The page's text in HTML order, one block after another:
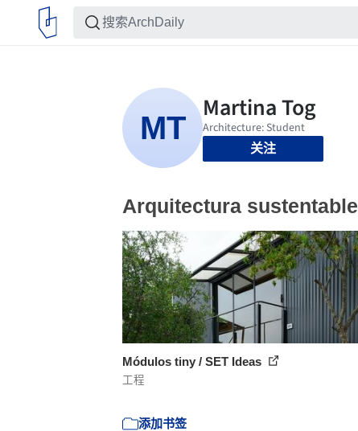
关注
Arquitectura sustentable
Módulos tiny / SET Ideas
工程
添加书签